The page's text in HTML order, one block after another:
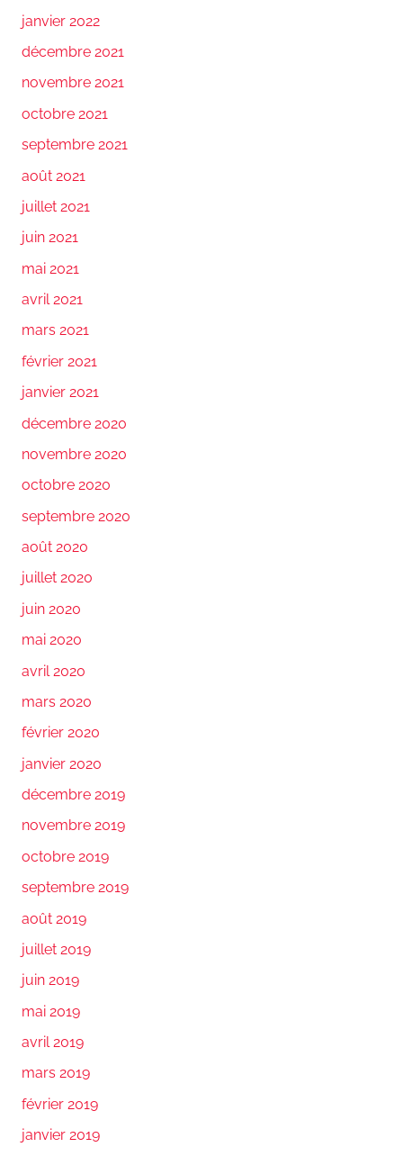
janvier 2022
décembre 2021
novembre 2021
octobre 2021
septembre 2021
août 2021
juillet 2021
juin 2021
mai 2021
avril 2021
mars 2021
février 2021
janvier 2021
décembre 2020
novembre 2020
octobre 2020
septembre 2020
août 2020
juillet 2020
juin 2020
mai 2020
avril 2020
mars 2020
février 2020
janvier 2020
décembre 2019
novembre 2019
octobre 2019
septembre 2019
août 2019
juillet 2019
juin 2019
mai 2019
avril 2019
mars 2019
février 2019
janvier 2019